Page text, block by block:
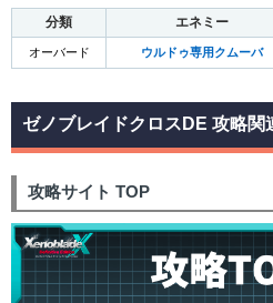
分類 エネミー
オーバード ウルドゥ専用クムーバ
ゼノブレイドクロスDE 攻略関
攻略サイト TOP